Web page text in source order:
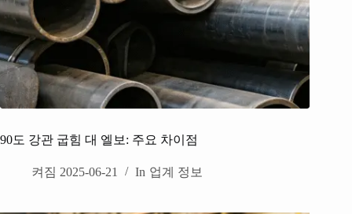
90도 강관 굽힘 대 엘보: 주요 차이점
켜짐 2025-06-21 In 업계 정보